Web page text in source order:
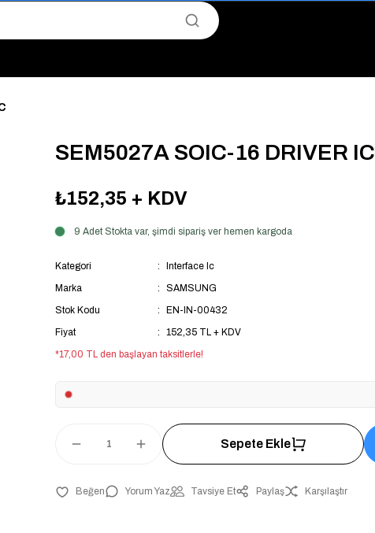
Satış Avantajını Kaçırmayın!"
Önceliği ve Proje Fiyatları."
SEM5027A SOIC-16 DRIVER IC
₺152,35 + KDV
9 Adet Stokta var, şimdi sipariş ver hemen kargoda
Kategori
Interface Ic
Marka
SAMSUNG
Stok Kodu
EN-IN-00432
Fiyat
152,35 TL + KDV
*17,00 TL den başlayan taksitlerle!
Sepete Ekle
Yorum Yaz Tavsiye Et Paylaş Karşılaştır